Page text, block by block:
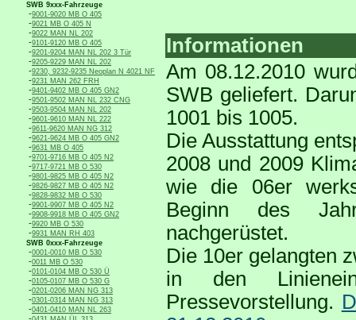
SWB 9xxx-Fahrzeuge
-9001-9020 MB O 405
-9021 MB O 405 N
-9022 MAN NL 202
-9101-9120 MB O 405
-9201-9204 MAN NL 202 3 Tür
-9205-9229 MAN NL 202
-9230, 9232-9235 Neoplan N 4021 NF
-9231 MAN 262 FRH
-9401-9402 MB O 405 GN2
-9501-9502 MAN NL 232 CNG
-9503-9504 MAN NL 202
-9601-9610 MAN NL 222
-9611-9620 MAN NG 312
-9621-9624 MB O 405 GN2
-9631 MB O 405
-9701-9716 MB O 405 N2
-9717-9721 MB O 530
-9801-9825 MB O 405 N2
-9826-9827 MB O 405 N2
-9828-9832 MB O 530
-9901-9907 MB O 405 N2
-9908-9918 MB O 405 GN2
-9920 MB O 530
-9931 MAN RH 403
SWB 0xxx-Fahrzeuge
-0001-0010 MB O 530
-0011 MB O 530
-0101-0104 MB O 530 Ü
-0105-0107 MB O 530 G
-0201-0206 MAN NG 313
-0301-0314 MAN NG 313
-0401-0410 MAN NL 263
Informationen
Am 08.12.2010
SWB geliefert.
1001 bis 1005.
Die Ausstattung
2008 und 2009
wie die 06er
Beginn des
nachgerüstet.
Die 10er gelangten
in den
Pressevorstellung.